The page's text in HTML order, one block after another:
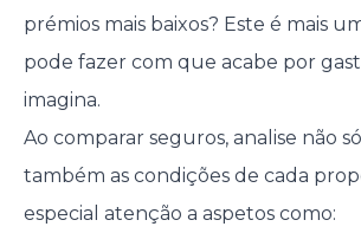
prémios mais baixos? Este é mais
pode fazer com que acabe por
imagina.
Ao comparar seguros, analise não
também as condições de cada
especial atenção a aspetos como: